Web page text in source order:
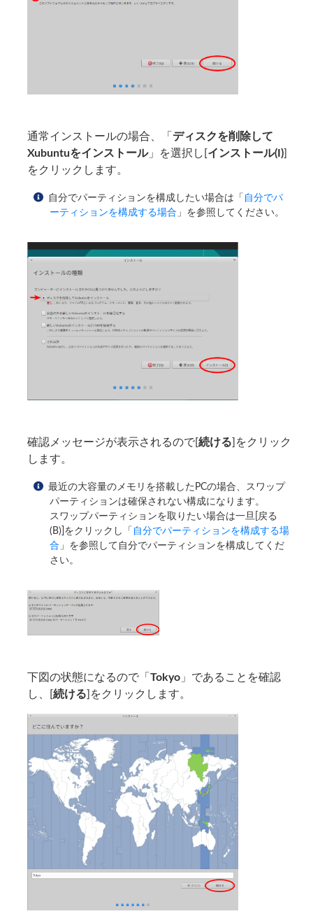
通常インストールの場合、「 ディスクを削除して
Xubuntuをインストール」を選択し[インストール(I)]
をクリックします。
自分でパーティションを構成したい場合は「 自分でパ
ーティションを構成する場合 」を参照してください。
確認メッセージが表示されるので[続ける]をクリック
します。
最近の大容量のメモリを搭載したPCの場合、スワップ
パーティションは確保されない構成になります。
スワップパーティションを取りたい場合は一旦[戻る
(B)]をクリックし「 自分でパーティションを構成する場
合 」を参照して自分でパーティションを構成してくだ
さい。
下図の状態になるので「 Tokyo 」であることを確認
し、[続ける]をクリックします。